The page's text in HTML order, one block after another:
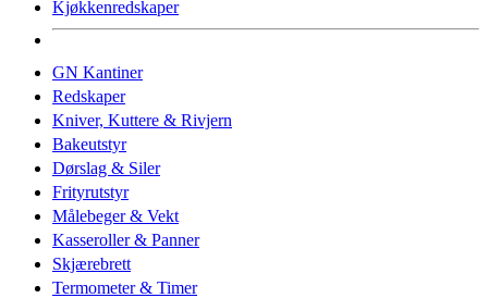
Kjøkkenredskaper
GN Kantiner
Redskaper
Kniver, Kuttere & Rivjern
Bakeutstyr
Dørslag & Siler
Frityrutstyr
Målebeger & Vekt
Kasseroller & Panner
Skjærebrett
Termometer & Timer